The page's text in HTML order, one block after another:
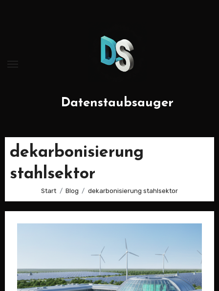
Datenstaubsauger
dekarbonisierung
stahlsektor
Start Blog dekarbonisierung stahlsektor